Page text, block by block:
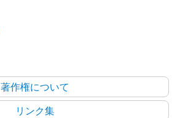
著作権について
リンク集